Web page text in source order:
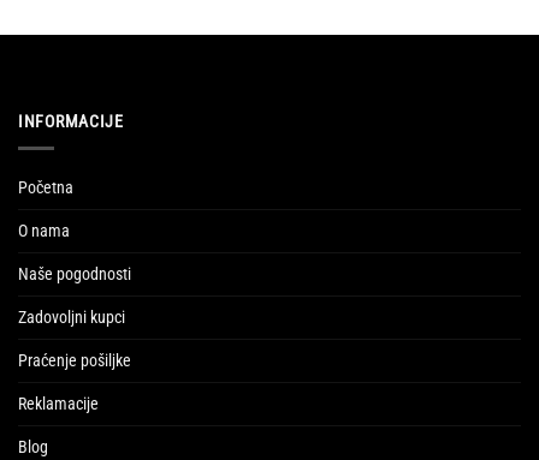
INFORMACIJE
Početna
O nama
Naše pogodnosti
Zadovoljni kupci
Praćenje pošiljke
Reklamacije
Blog